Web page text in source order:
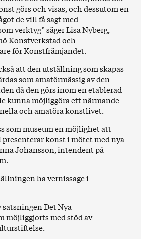
görs och visas, och dessutom en
de vill få sagt med
verktyg” säger Lisa Nyberg,
Konstverkstad och
för Konstfrämjandet.
att den utställning som skapas
som amatörmässig av den
då den görs inom en etablerad
kunna möjliggöra ett närmande
och amatöra konstlivet.
som museum en möjlighet att
konst i mötet med nya
Johansson, intendent på
ha vernissage i
satsningen Det Nya
möjliggjorts med stöd av